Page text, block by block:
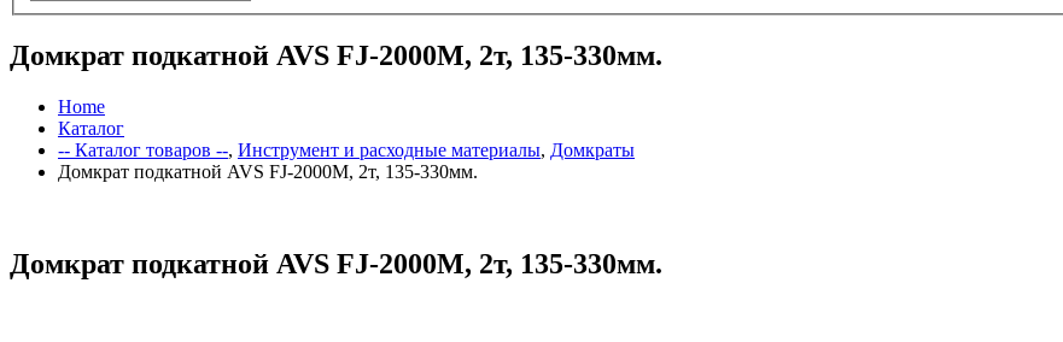
Домкрат подкатной AVS FJ-2000M, 2т, 135-330мм.
Home
Каталог
-- Каталог товаров --, Инструмент и расходные материалы, Домкраты
Домкрат подкатной AVS FJ-2000M, 2т, 135-330мм.
Домкрат подкатной AVS FJ-2000M, 2т, 135-330мм.